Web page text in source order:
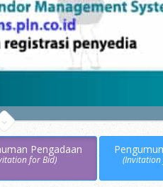
Pengadaan
for Bid) (Invitation